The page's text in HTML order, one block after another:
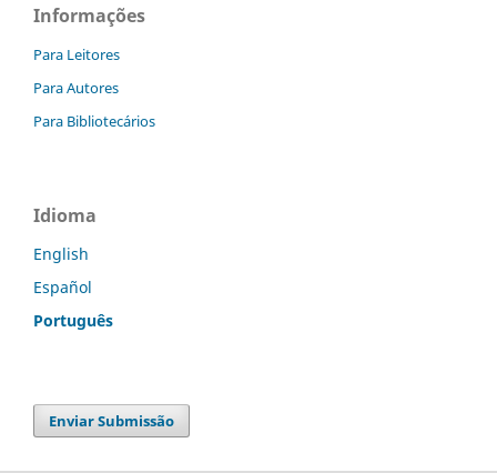
Informações
Para Leitores
Para Autores
Para Bibliotecários
Idioma
English
Español
Português
Enviar Submissão